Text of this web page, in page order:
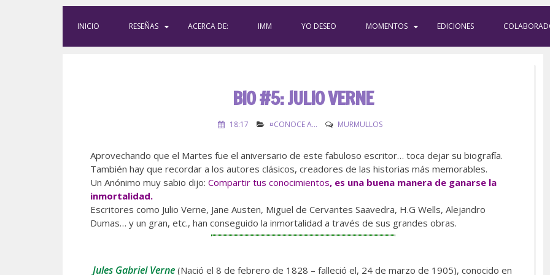
INICIO RESEÑAS ACERCA DE: IMM YO DESEO MOMENTOS EDICIONES
BIO #5: JULIO VERNE
18:17 ¤CONOCE A... MURMULLOS
Aprovechando que el Martes fue el aniversario de este fabuloso escritor… toca dejar su biografía.
También hay que recordar a los autores clásicos, creadores de las historias más memorables.
Un Anónimo muy sabio dijo: Compartir tus conocimientos, es una buena manera de ganarse la
inmortalidad.
Escritores como Julio Verne, Jane Austen, Miguel de Cervantes Saavedra, H.G Wells, Alejandro
Dumas… y un gran, etc., han conseguido la inmortalidad a través de sus grandes obras.
Jules Gabriel Verne (Nació el 8 de febrero de 1828 – falleció el, 24 de marzo de 1905), conocido en